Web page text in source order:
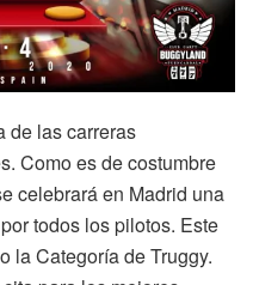
de las carreras
Como es de costumbre
celebrará en Madrid una
todos los pilotos. Este
la Categoría de Truggy.